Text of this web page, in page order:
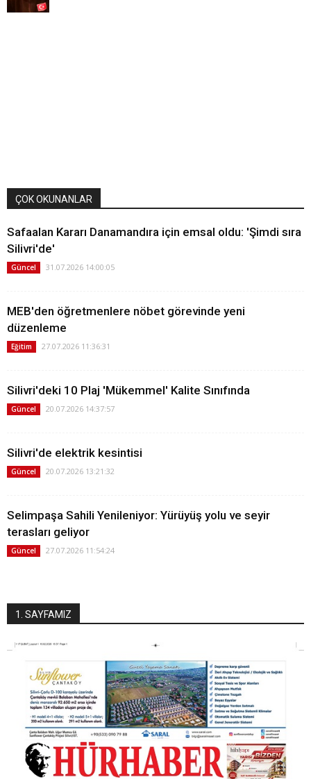
ÇOK OKUNANLAR
Safaalan Kararı Danamandıra için emsal oldu: 'Şimdi sıra
Silivri'de'
Güncel 31.07.2026 14:00:05
MEB'den öğretmenlere nöbet görevinde yeni
düzenleme
Eğitim 27.07.2026 11:36:31
Silivri'deki 10 Plaj 'Mükemmel' Kalite Sınıfında
Güncel 20.07.2026 14:37:57
Silivri'de elektrik kesintisi
Güncel 20.07.2026 13:21:32
Selimpaşa Sahili Yenileniyor: Yürüyüş yolu ve seyir
terasları geliyor
Güncel 27.07.2026 11:54:24
1. SAYFAMIZ